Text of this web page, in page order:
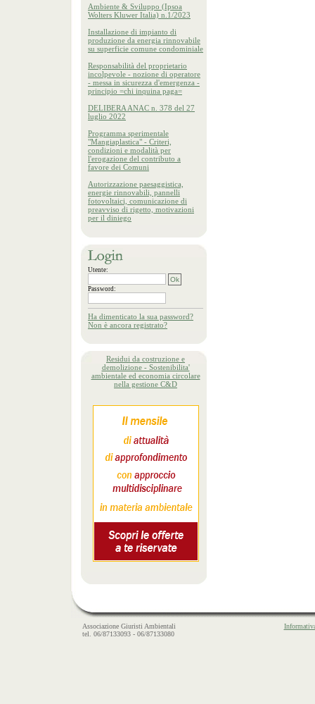
Ambiente & Sviluppo (Ipsoa
Wolters Kluwer Italia) n.1/2023
Installazione di impianto di
produzione da energia rinnovabile
su superficie comune condominiale
Responsabilità del proprietario
incolpevole - nozione di operatore
- messa in sicurezza d'emergenza -
principio =chi inquina paga=
DELIBERA ANAC n. 378 del 27
luglio 2022
Programma sperimentale
"Mangiaplastica" - Criteri,
condizioni e modalità per
l'erogazione del contributo a
favore dei Comuni
Autorizzazione paesaggistica,
energie rinnovabili, pannelli
fotovoltaici, comunicazione di
preavviso di rigetto, motivazioni
per il diniego
Utente:
Password:
Ha dimenticato la sua password?
Non è ancora registrato?
Residui da costruzione e
demolizione - Sostenibilita'
ambientale ed economia circolare
nella gestione C&D
Associazione Giuristi Ambientali
tel. 06/87133093 - 06/87133080